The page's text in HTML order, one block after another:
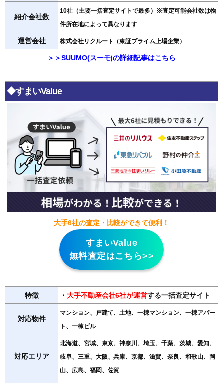
紹介会社数
10社（主要一括査定サイトで最多）※査定可能会社数は物
件所在地によって異なります
運営会社 株式会社リクルート（東証プライム上場企業）
＞＞SUUMO(スーモ)の詳細記事はこちら
◆すまいValue
大手6社の査定・比較ができて便利！
すまいValue
無料査定はこちら>>
特徴 ・ 大手不動産会社6社が運営する一括査定サイト
対応物件
マンション、戸建て、土地、一棟マンション、一棟アパー
ト、一棟ビル
対応エリア
北海道、宮城、東京、神奈川、埼玉、千葉、茨城、愛知、
岐阜、三重、大阪、兵庫、京都、滋賀、奈良、和歌山、岡
山、広島、福岡、佐賀